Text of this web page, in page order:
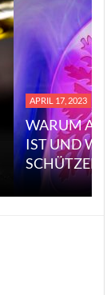
APRIL 17, 2023
WARUM
IST UND
SCHÜTZEN